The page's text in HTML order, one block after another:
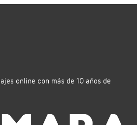
online con más de 10 años de